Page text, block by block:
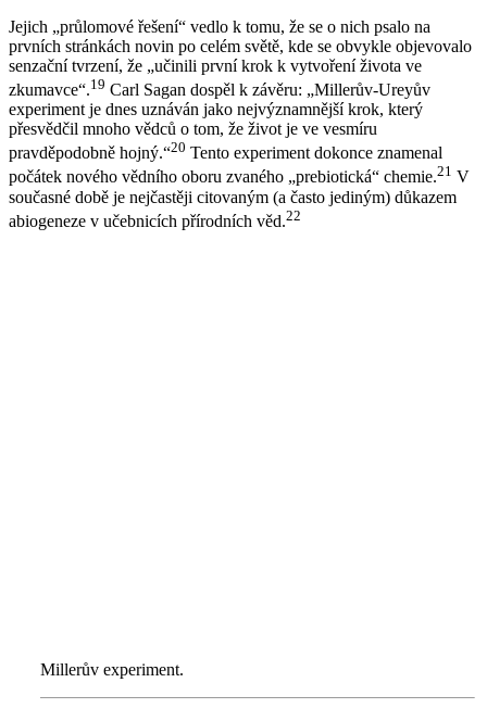
Jejich „průlomové řešení“ vedlo k tomu, že se o nich psalo na
prvních stránkách novin po celém světě, kde se obvykle objevovalo
senzační tvrzení, že „učinili první krok k vytvoření života ve
zkumavce“.19 Carl Sagan dospěl k závěru: „Millerův-Ureyův
experiment je dnes uznáván jako nejvýznamnější krok, který
přesvědčil mnoho vědců o tom, že život je ve vesmíru
pravděpodobně hojný.“20 Tento experiment dokonce znamenal
počátek nového vědního oboru zvaného „prebiotická“ chemie.21 V
současné době je nejčastěji citovaným (a často jediným) důkazem
abiogeneze v učebnicích přírodních věd.22
Millerův experiment.